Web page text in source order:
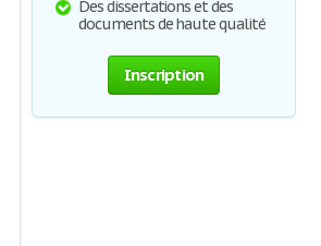
Des dissertations et des
documents de haute qualité
Inscription